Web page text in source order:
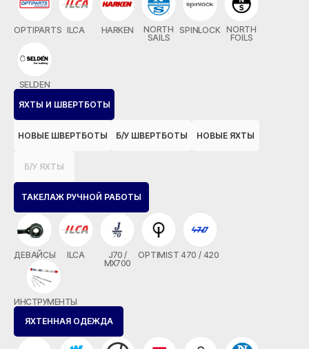
OPTIPARTS ILCA HARKEN
NORTH
SAILS
SPINLOCK NORTH
FOILS
SELDEN
ЯХТЫ И ШВЕРТБОТЫ
НОВЫЕ ШВЕРТБОТЫ Б/У ШВЕРТБОТЫ НОВЫЕ ЯХТЫ
Б/У ЯХТЫ
ТАКЕЛАЖ РУЧНОЙ РАБОТЫ
ДЕВАЙСЫ ILCA
J70 /
MX700
OPTIMIST 470 / 420
ИНСТРУМЕНТЫ
ЯХТЕННАЯ ОДЕЖДА